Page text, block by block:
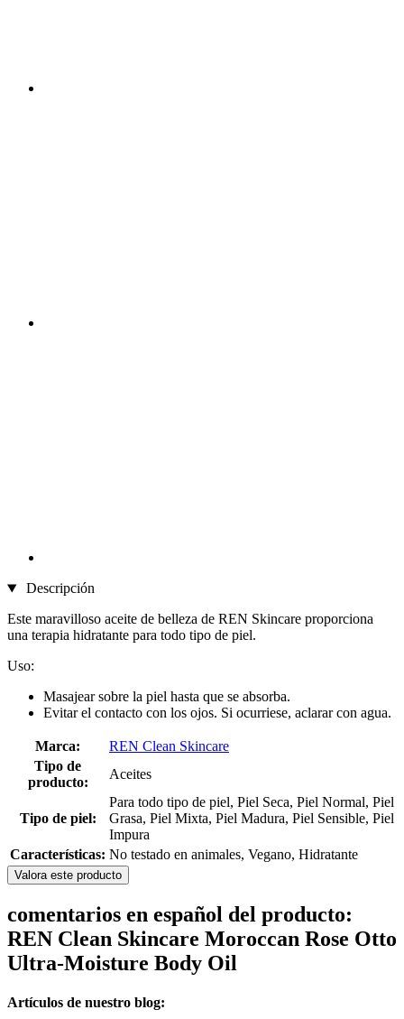
Descripción
Este maravilloso aceite de belleza de REN Skincare proporciona
una terapia hidratante para todo tipo de piel.
Uso:
Masajear sobre la piel hasta que se absorba.
Evitar el contacto con los ojos. Si ocurriese, aclarar con agua.
Marca:
REN Clean Skincare
Tipo de
producto:
Aceites
Tipo de piel:
Para todo tipo de piel, Piel Seca, Piel Normal, Piel
Grasa, Piel Mixta, Piel Madura, Piel Sensible, Piel
Impura
Características: No testado en animales, Vegano, Hidratante
Valora este producto
comentarios en español del producto:
REN Clean Skincare Moroccan Rose Otto
Ultra-Moisture Body Oil
Artículos de nuestro blog: